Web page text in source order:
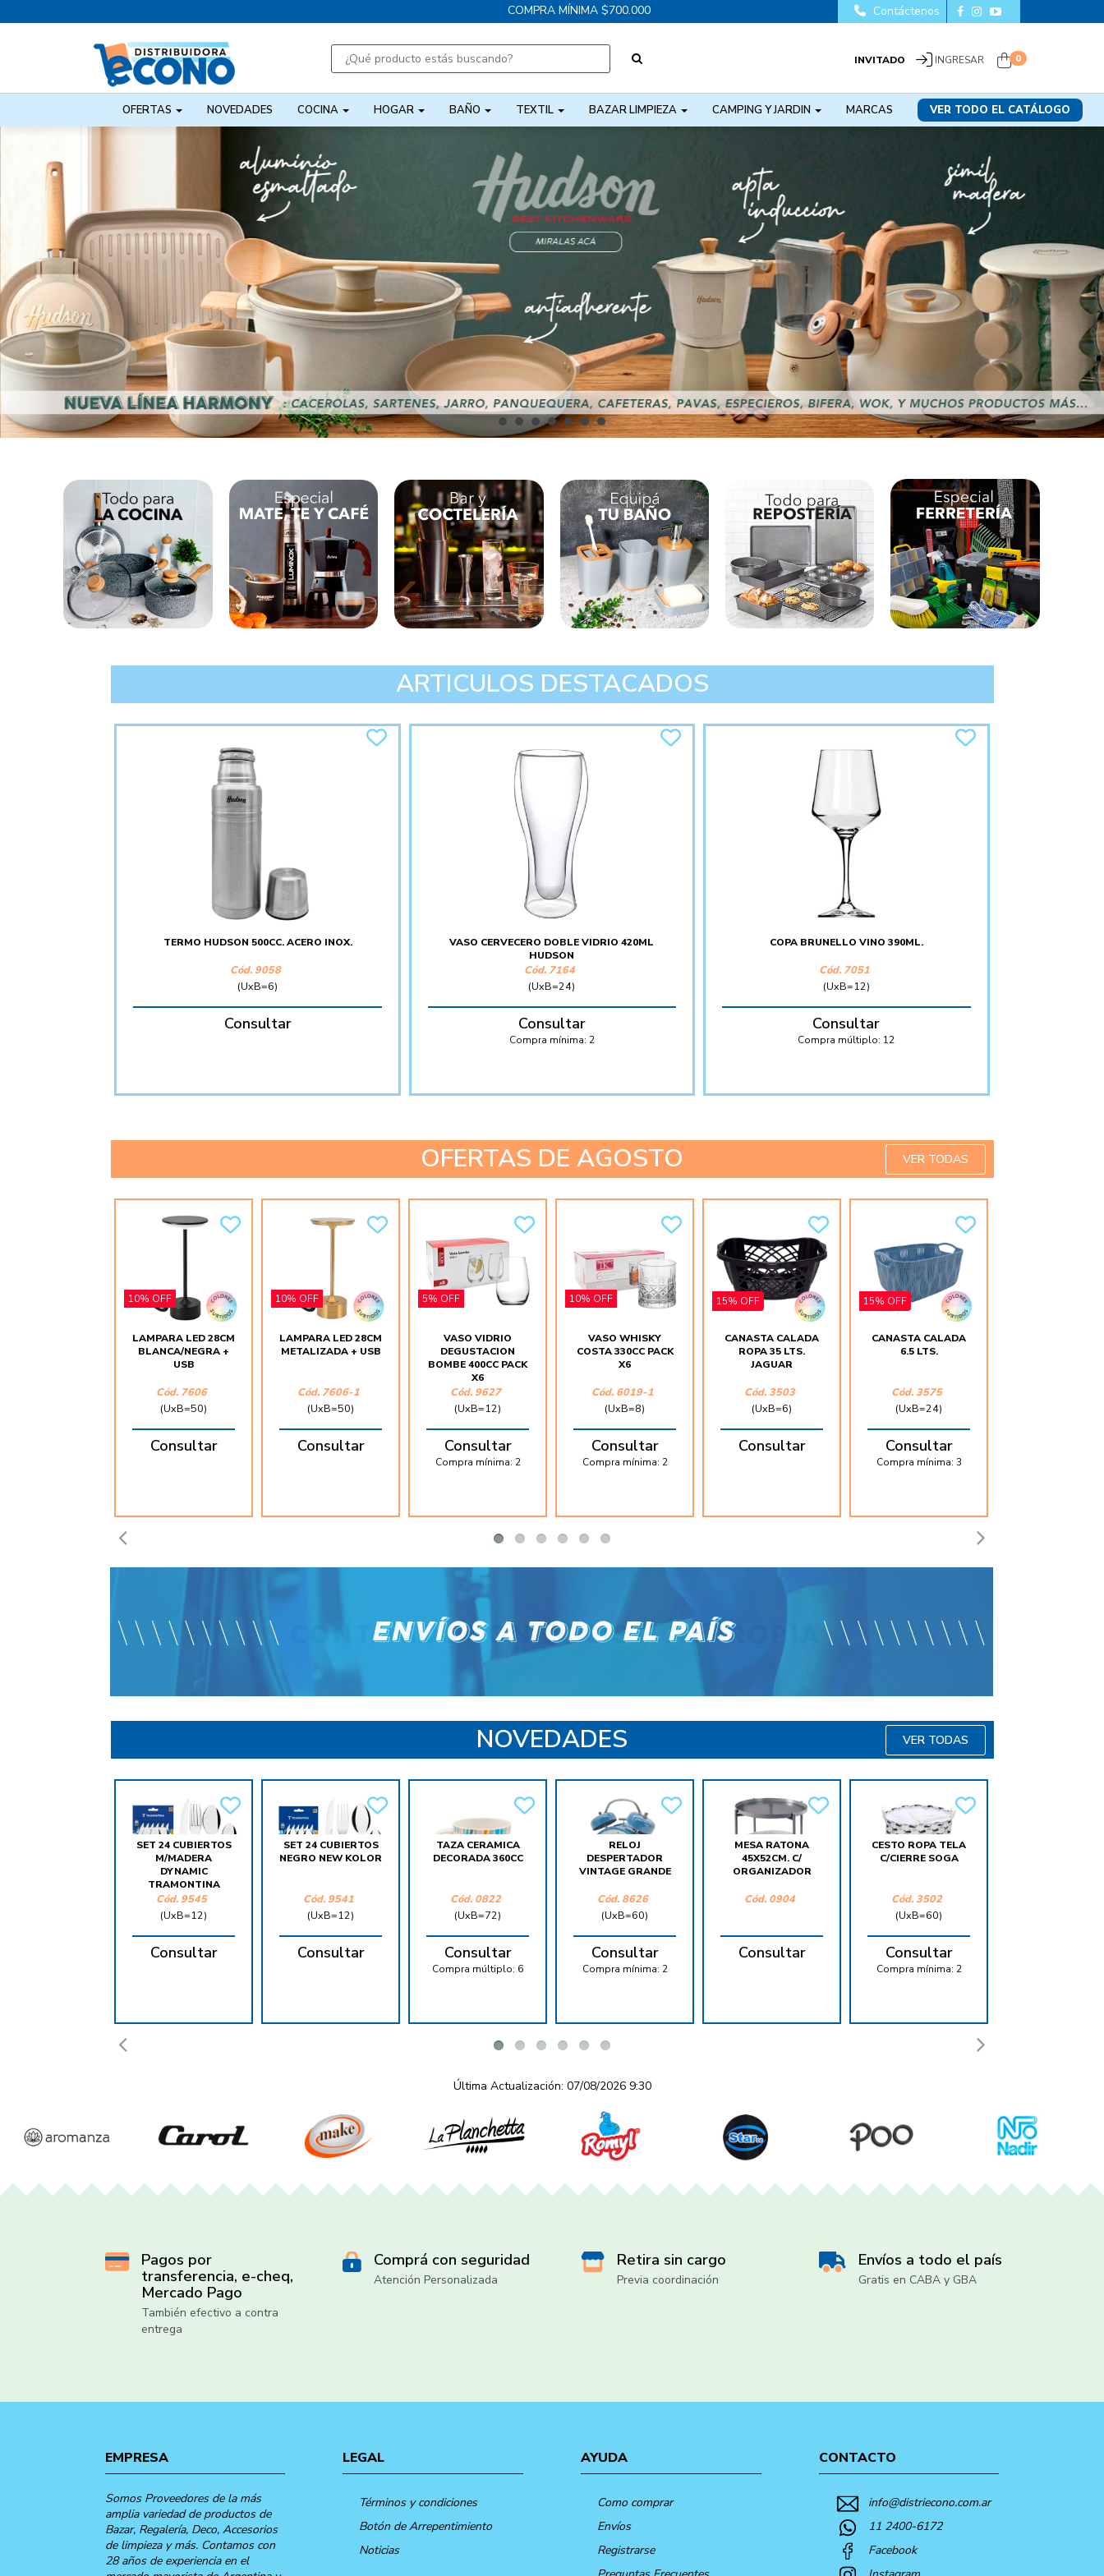
COMPRA MÍNIMA $700.000
INVITADO INGRESAR 0
OFERTAS NOVEDADES COCINA HOGAR BAÑO TEXTIL BAZAR LIMPIEZA CAMPING Y JARDIN MARCAS VER TODO EL CATÁLOGO
Contáctenos
ARTICULOS DESTACADOS
TERMO HUDSON 500CC. ACERO INOX.
Cód. 9058
(UxB=6)
Consultar
VASO CERVECERO DOBLE VIDRIO 420ML
HUDSON
Cód. 7164
(UxB=24)
Consultar
Compra mínima: 2
COPA BRUNELLO VINO 390ML.
Cód. 7051
(UxB=12)
Consultar
Compra múltiplo: 12
OFERTAS DE AGOSTO VER TODAS
10% OFF
LAMPARA LED 28CM
BLANCA/NEGRA +
USB
Cód. 7606
(UxB=50)
Consultar
10% OFF
LAMPARA LED 28CM
METALIZADA + USB
Cód. 7606-1
(UxB=50)
Consultar
5% OFF
VASO VIDRIO
DEGUSTACION
BOMBE 400CC PACK
X6
Cód. 9627
(UxB=12)
Consultar
Compra mínima: 2
10% OFF
VASO WHISKY
COSTA 330CC PACK
X6
Cód. 6019-1
(UxB=8)
Consultar
Compra mínima: 2
15% OFF
CANASTA CALADA
ROPA 35 LTS.
JAGUAR
Cód. 3503
(UxB=6)
Consultar
15% OFF
CANASTA CALADA
6.5 LTS.
Cód. 3575
(UxB=24)
Consultar
Compra mínima: 3
NOVEDADES VER TODAS
SET 24 CUBIERTOS
M/MADERA
DYNAMIC
TRAMONTINA
Cód. 9545
(UxB=12)
Consultar
SET 24 CUBIERTOS
NEGRO NEW KOLOR
Cód. 9541
(UxB=12)
Consultar
TAZA CERAMICA
DECORADA 360CC
Cód. 0822
(UxB=72)
Consultar
Compra múltiplo: 6
RELOJ
DESPERTADOR
VINTAGE GRANDE
Cód. 8626
(UxB=60)
Consultar
Compra mínima: 2
MESA RATONA
45X52CM. C/
ORGANIZADOR
Cód. 0904
Consultar
CESTO ROPA TELA
C/CIERRE SOGA
Cód. 3502
(UxB=60)
Consultar
Compra mínima: 2
Última Actualización: 07/08/2026 9:30
Pagos por
transferencia, e-cheq,
Mercado Pago
También efectivo a contra
entrega
Comprá con seguridad
Atención Personalizada
Retira sin cargo
Previa coordinación
Envíos a todo el país
Gratis en CABA y GBA
EMPRESA
Somos Proveedores de la más
amplia variedad de productos de
Bazar, Regalería, Deco, Accesorios
de limpieza y más. Contamos con
28 años de experiencia en el
LEGAL
Términos y condiciones
Botón de Arrepentimiento
Noticias
AYUDA
Como comprar
Envíos
Registrarse
CONTACTO
info@distriecono.com.ar
11 2400-6172
Facebook